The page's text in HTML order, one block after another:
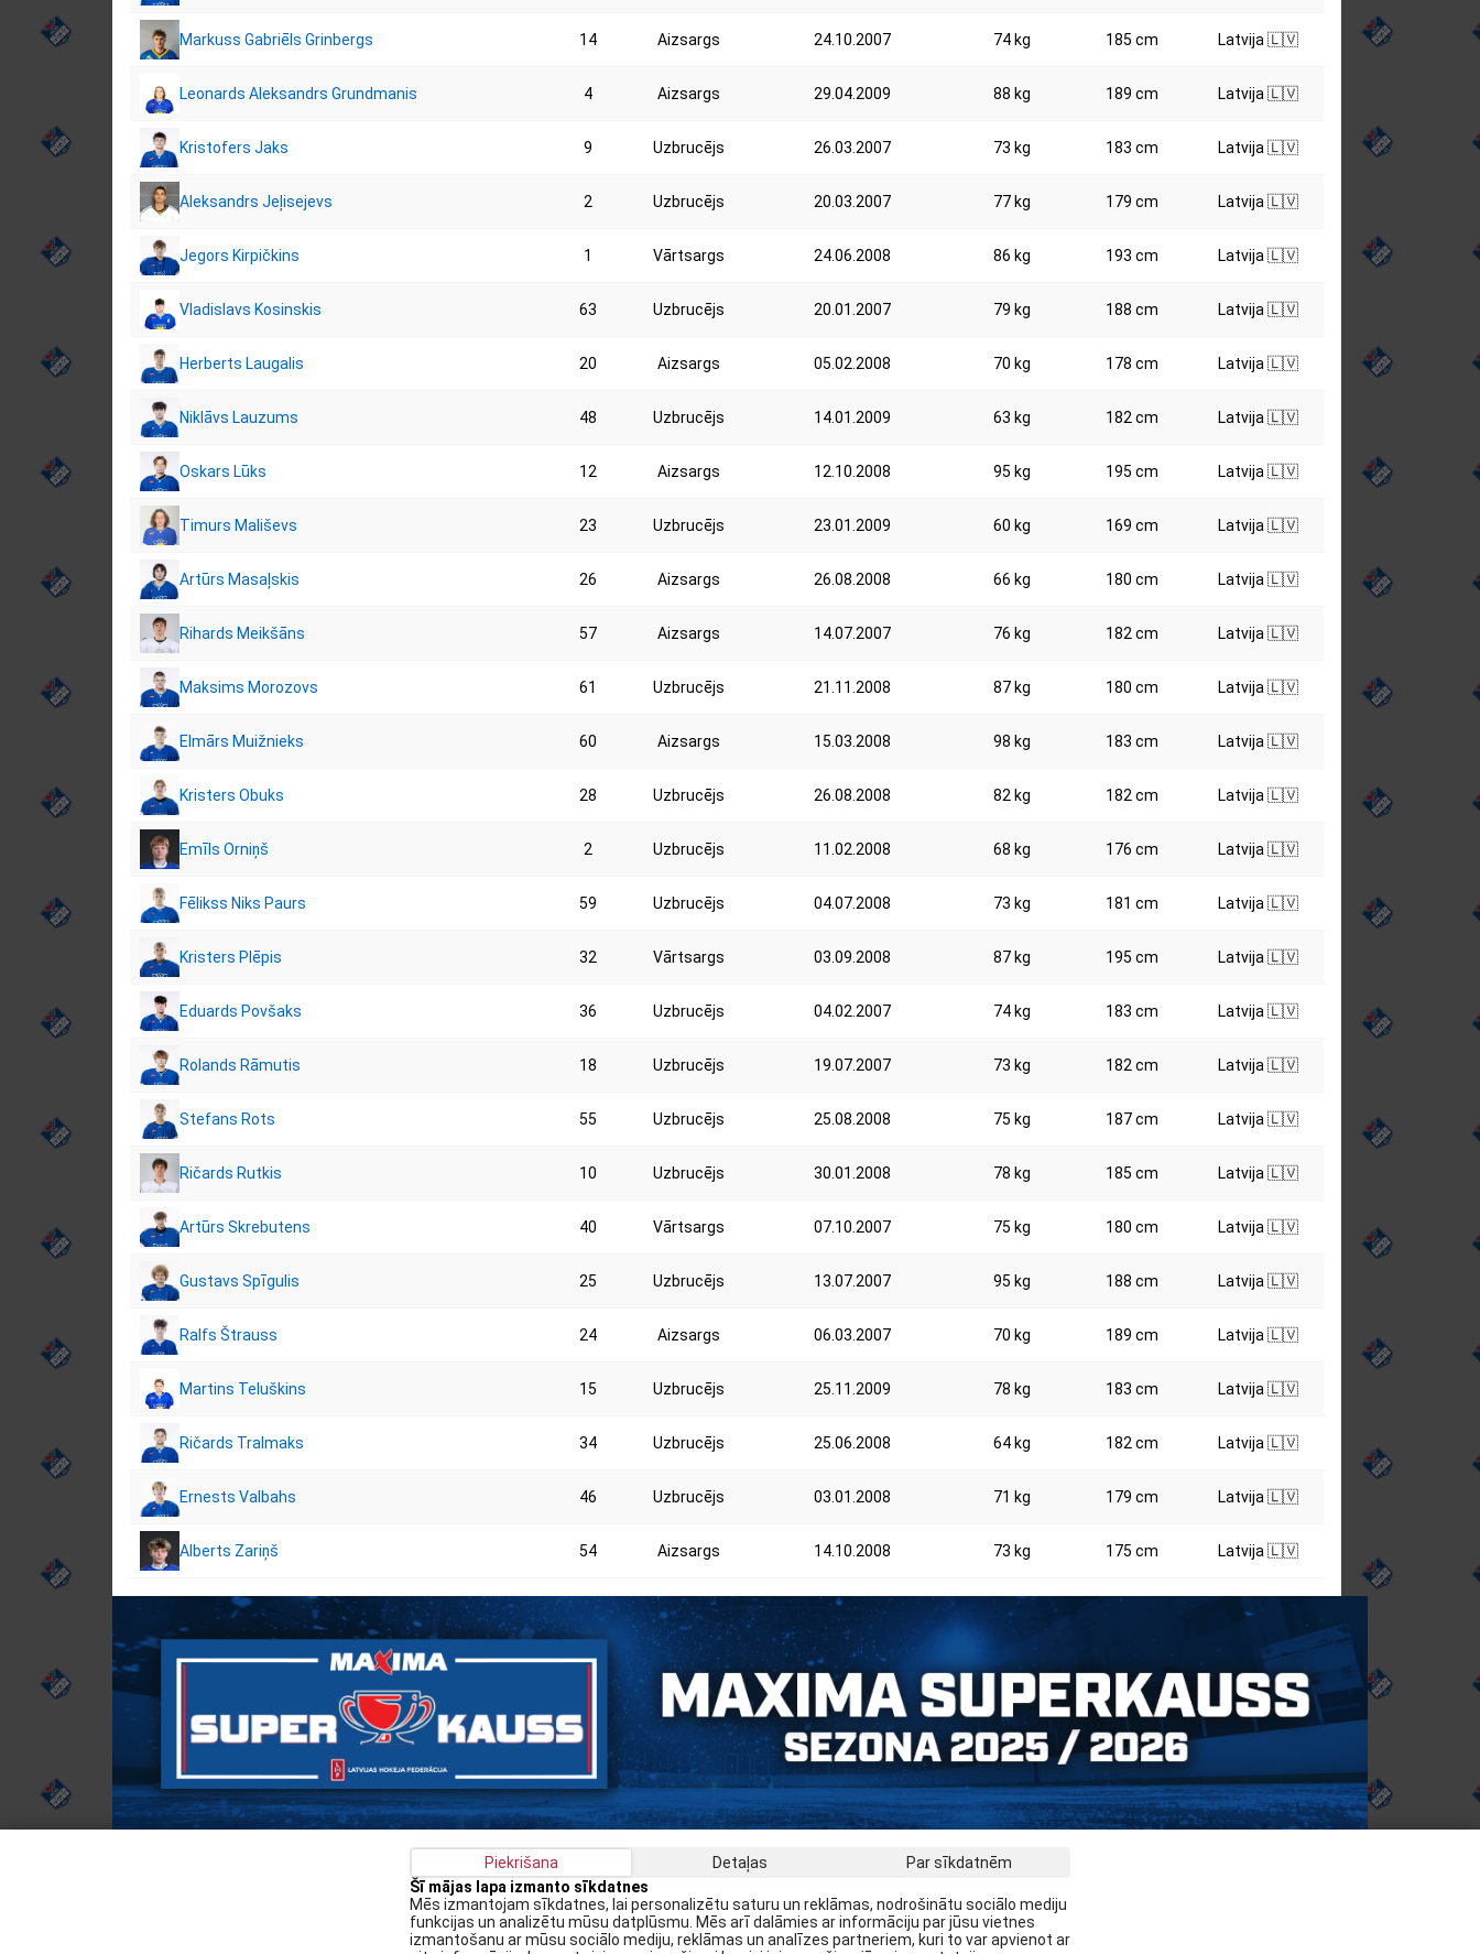
Markuss Gabriēls Grinbergs 14 Aizsargs 24.10.2007 74 kg 185 cm Latvija 🇱🇻
Leonards Aleksandrs Grundmanis 4 Aizsargs 29.04.2009 88 kg 189 cm Latvija 🇱🇻
Kristofers Jaks 9 Uzbrucējs 26.03.2007 73 kg 183 cm Latvija 🇱🇻
Aleksandrs Jeļisejevs 2 Uzbrucējs 20.03.2007 77 kg 179 cm Latvija 🇱🇻
Jegors Kirpičkins 1 Vārtsargs 24.06.2008 86 kg 193 cm Latvija 🇱🇻
Vladislavs Kosinskis 63 Uzbrucējs 20.01.2007 79 kg 188 cm Latvija 🇱🇻
Herberts Laugalis 20 Aizsargs 05.02.2008 70 kg 178 cm Latvija 🇱🇻
Niklāvs Lauzums 48 Uzbrucējs 14.01.2009 63 kg 182 cm Latvija 🇱🇻
Oskars Lūks 12 Aizsargs 12.10.2008 95 kg 195 cm Latvija 🇱🇻
Timurs Mališevs 23 Uzbrucējs 23.01.2009 60 kg 169 cm Latvija 🇱🇻
Artūrs Masaļskis 26 Aizsargs 26.08.2008 66 kg 180 cm Latvija 🇱🇻
Rihards Meikšāns 57 Aizsargs 14.07.2007 76 kg 182 cm Latvija 🇱🇻
Maksims Morozovs 61 Uzbrucējs 21.11.2008 87 kg 180 cm Latvija 🇱🇻
Elmārs Muižnieks 60 Aizsargs 15.03.2008 98 kg 183 cm Latvija 🇱🇻
Kristers Obuks 28 Uzbrucējs 26.08.2008 82 kg 182 cm Latvija 🇱🇻
Emīls Orniņš 2 Uzbrucējs 11.02.2008 68 kg 176 cm Latvija 🇱🇻
Fēlikss Niks Paurs 59 Uzbrucējs 04.07.2008 73 kg 181 cm Latvija 🇱🇻
Kristers Plēpis 32 Vārtsargs 03.09.2008 87 kg 195 cm Latvija 🇱🇻
Eduards Povšaks 36 Uzbrucējs 04.02.2007 74 kg 183 cm Latvija 🇱🇻
Rolands Rāmutis 18 Uzbrucējs 19.07.2007 73 kg 182 cm Latvija 🇱🇻
Stefans Rots 55 Uzbrucējs 25.08.2008 75 kg 187 cm Latvija 🇱🇻
Ričards Rutkis 10 Uzbrucējs 30.01.2008 78 kg 185 cm Latvija 🇱🇻
Artūrs Skrebutens 40 Vārtsargs 07.10.2007 75 kg 180 cm Latvija 🇱🇻
Gustavs Spīgulis 25 Uzbrucējs 13.07.2007 95 kg 188 cm Latvija 🇱🇻
Ralfs Štrauss 24 Aizsargs 06.03.2007 70 kg 189 cm Latvija 🇱🇻
Martins Teluškins 15 Uzbrucējs 25.11.2009 78 kg 183 cm Latvija 🇱🇻
Ričards Tralmaks 34 Uzbrucējs 25.06.2008 64 kg 182 cm Latvija 🇱🇻
Ernests Valbahs 46 Uzbrucējs 03.01.2008 71 kg 179 cm Latvija 🇱🇻
Alberts Zariņš 54 Aizsargs 14.10.2008 73 kg 175 cm Latvija 🇱🇻
Sīkdatņu politika
Piekrišana Detaļas
Par sīkdatnēm
Šī mājas lapa izmanto sīkdatnes
Mēs izmantojam sīkdatnes, lai personalizētu saturu un reklāmas, nodrošinātu sociālo mediju
funkcijas un analizētu mūsu datplūsmu. Mēs arī dalāmies ar informāciju par jūsu vietnes
izmantošanu ar mūsu sociālo mediju, reklāmas un analīzes partneriem, kuri to var apvienot ar